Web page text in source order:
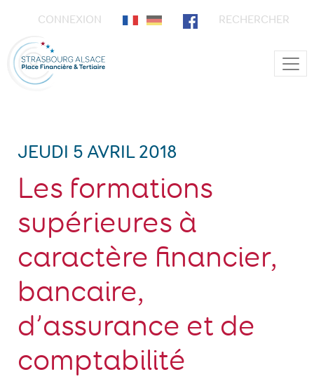
CONNEXION RECHERCHER
Main Navigation
JEUDI 5 AVRIL 2018
Les formations
supérieures à
caractère financier,
bancaire,
d’assurance et de
comptabilité